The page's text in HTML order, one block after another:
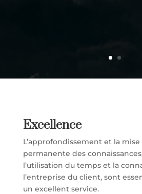
Excellence
L’approfondissement et la mise
permanente des
l’utilisation du temps et la
l’entreprise du client, sont
un excellent service.